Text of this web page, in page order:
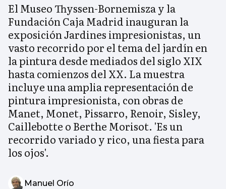
El Museo Thyssen-Bornemisza y la
Fundación Caja Madrid inauguran la
exposición Jardines impresionistas, un
vasto recorrido por el tema del jardín en
la pintura desde mediados del siglo XIX
hasta comienzos del XX. La muestra
incluye una amplia representación de
pintura impresionista, con obras de
Manet, Monet, Pissarro, Renoir, Sisley,
Caillebotte o Berthe Morisot. 'Es un
recorrido variado y rico, una fiesta para
los ojos'.
Manuel Orío